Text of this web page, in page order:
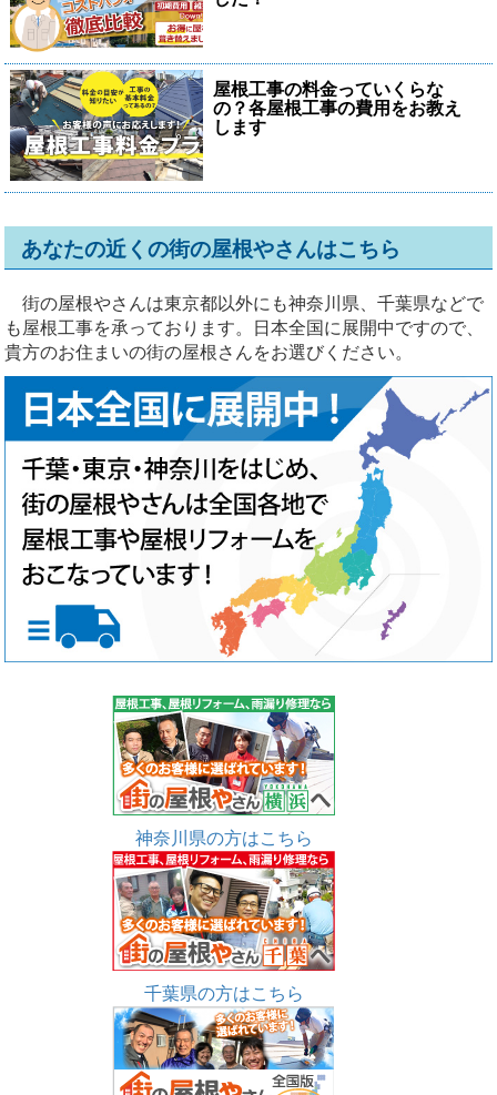
屋根工事の料金っていくらな
の？各屋根工事の費用をお教え
します
あなたの近くの街の屋根やさんはこちら
街の屋根やさんは東京都以外にも神奈川県、千葉県などで
も屋根工事を承っております。日本全国に展開中ですので、
貴方のお住まいの街の屋根さんをお選びください。
神奈川県の方はこちら
千葉県の方はこちら